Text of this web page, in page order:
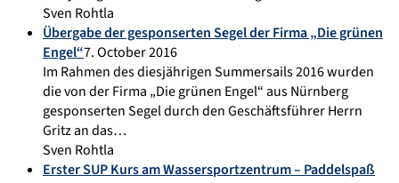
Sven Rohtla
Übergabe der gesponserten Segel der Firma „Die grünen
Engel“7. October 2016
Im Rahmen des diesjährigen Summersails 2016 wurden
die von der Firma „Die grünen Engel“ aus Nürnberg
gesponserten Segel durch den Geschäftsführer Herrn
Gritz an das…
Sven Rohtla
Erster SUP Kurs am Wassersportzentrum – Paddelspaß